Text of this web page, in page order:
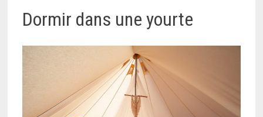
Dormir dans une yourte